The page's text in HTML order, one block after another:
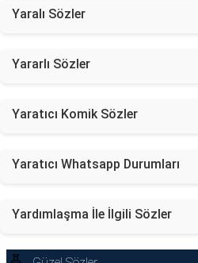
Yaralı Sözler
Yararlı Sözler
Yaratıcı Komik Sözler
Yaratıcı Whatsapp Durumları
Yardımlaşma İle İlgili Sözler